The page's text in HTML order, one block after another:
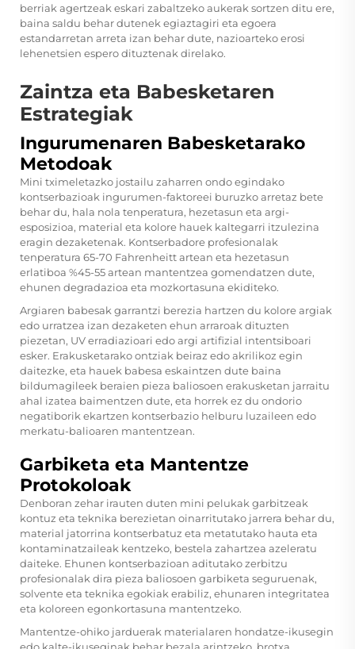
berriak agertzeak eskari zabaltzeko aukerak sortzen ditu ere,
baina saldu behar dutenek egiaztagiri eta egoera
estandarretan arreta izan behar dute, nazioarteko erosi
lehenetsien espero dituztenak direlako.
Zaintza eta Babesketaren
Estrategiak
Ingurumenaren Babesketarako
Metodoak
Mini tximeletazko jostailu zaharren ondo egindako
kontserbazioak ingurumen-faktoreei buruzko arretaz bete
behar du, hala nola tenperatura, hezetasun eta argi-
esposizioa, material eta kolore hauek kaltegarri itzulezina
eragin dezaketenak. Kontserbadore profesionalak
tenperatura 65-70 Fahrenheitt artean eta hezetasun
erlatiboa %45-55 artean mantentzea gomendatzen dute,
ehunen degradazioa eta mozkortasuna ekiditeko.
Argiaren babesak garrantzi berezia hartzen du kolore argiak
edo urratzea izan dezaketen ehun arraroak dituzten
piezetan, UV erradiazioari edo argi artifizial intentsiboari
esker. Erakusketarako ontziak beiraz edo akrilikoz egin
daitezke, eta hauek babesa eskaintzen dute baina
bildumagileek beraien pieza baliosoen erakusketan jarraitu
ahal izatea baimentzen dute, eta horrek ez du ondorio
negatiborik ekartzen kontserbazio helburu luzaileen edo
merkatu-balioaren mantentzean.
Garbiketa eta Mantentze
Protokoloak
Denboran zehar irauten duten mini pelukak garbitzeak
kontuz eta teknika berezietan oinarritutako jarrera behar du,
material jatorrina kontserbatuz eta metatutako hauta eta
kontaminatzaileak kentzeko, bestela zahartzea azeleratu
daiteke. Ehunen kontserbazioan aditutako zerbitzu
profesionalak dira pieza baliosoen garbiketa seguruenak,
solvente eta teknika egokiak erabiliz, ehunaren integritatea
eta koloreen egonkortasuna mantentzeko.
Mantentze-ohiko jarduerak materialaren hondatze-ikusegin
edo kalte-ikuseginak behar bezala arintzeko, brotxa